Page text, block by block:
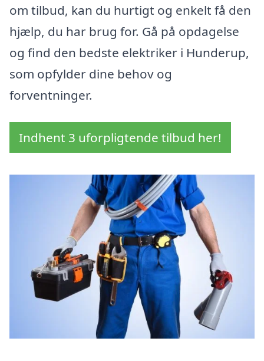
om tilbud, kan du hurtigt og enkelt få den
hjælp, du har brug for. Gå på opdagelse
og find den bedste elektriker i Hunderup,
som opfylder dine behov og
forventninger.
Indhent 3 uforpligtende tilbud her!